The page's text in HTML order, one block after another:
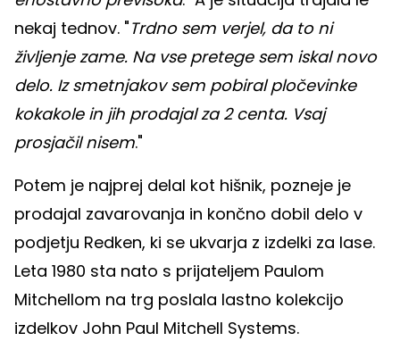
nekaj tednov. "Trdno sem verjel, da to ni
življenje zame. Na vse pretege sem iskal novo
delo. Iz smetnjakov sem pobiral pločevinke
kokakole in jih prodajal za 2 centa. Vsaj
prosjačil nisem."
Potem je najprej delal kot hišnik, pozneje je
prodajal zavarovanja in končno dobil delo v
podjetju Redken, ki se ukvarja z izdelki za lase.
Leta 1980 sta nato s prijateljem Paulom
Mitchellom na trg poslala lastno kolekcijo
izdelkov John Paul Mitchell Systems.